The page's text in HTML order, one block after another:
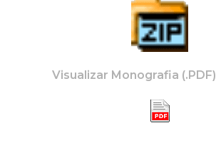
Visualizar Monografia (.PDF)